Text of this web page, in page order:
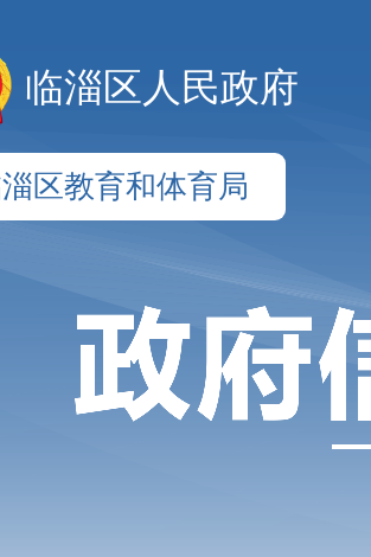
临淄区人民政府
区教育和体育局